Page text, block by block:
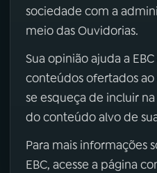
sociedade com a
meio das Ouvidorias.
Sua opinião ajuda a
conteúdos ofertados ao
se esqueça de incluir
do conteúdo alvo de
Para mais informações
EBC, acesse a página